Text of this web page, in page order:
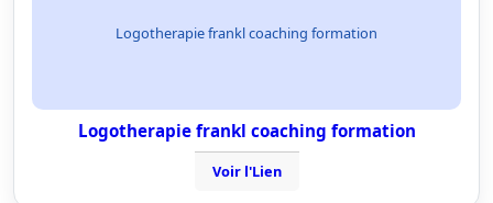
Logotherapie frankl coaching formation
Logotherapie frankl coaching formation
Voir l'Lien